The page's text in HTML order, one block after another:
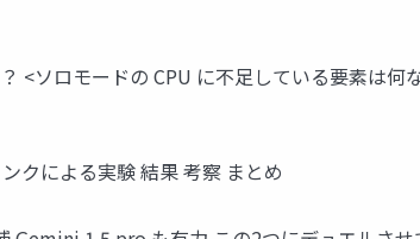
<ソロモードの CPU に不足している要素は何
クによる実験 結果 考察 まとめ